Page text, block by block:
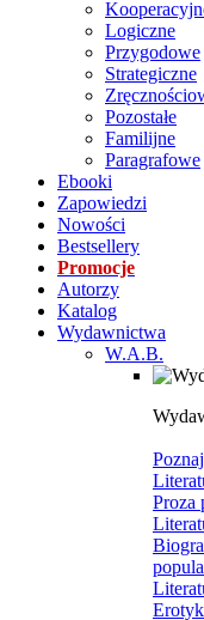
Logiczne
Przygodowe
Strategiczne
Pozostałe
Familijne
Paragrafowe
Ebooki
Zapowiedzi
Nowości
Bestsellery
Promocje
Autorzy
Katalog
Wydawnictwa
W.A.B.
Proza